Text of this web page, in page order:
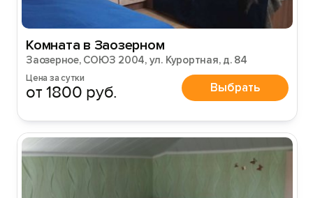
Комната в Заозерном
Заозерное, СОЮЗ 2004, ул. Курортная, д. 84
Цена за сутки
от 1800 руб. Выбрать